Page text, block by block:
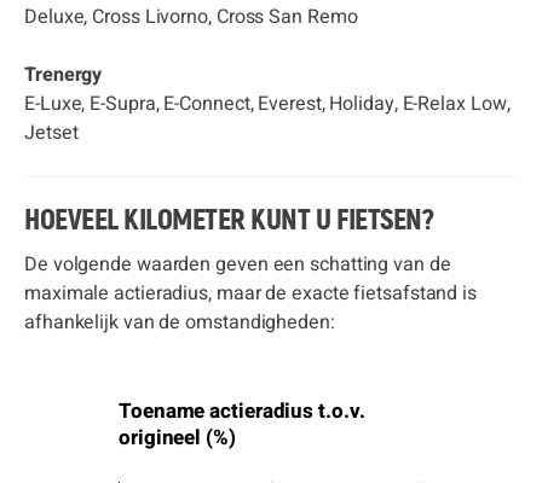
Deluxe, Cross Livorno, Cross San Remo
Trenergy
E-Luxe, E-Supra, E-Connect, Everest, Holiday, E-Relax Low,
Jetset
HOEVEEL KILOMETER KUNT U FIETSEN?
De volgende waarden geven een schatting van de
maximale actieradius, maar de exacte fietsafstand is
afhankelijk van de omstandigheden:
Toename actieradius t.o.v.
origineel (%)